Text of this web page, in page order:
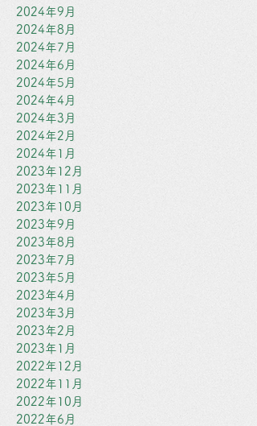
2024年9月
2024年8月
2024年7月
2024年6月
2024年5月
2024年4月
2024年3月
2024年2月
2024年1月
2023年12月
2023年11月
2023年10月
2023年9月
2023年8月
2023年7月
2023年5月
2023年4月
2023年3月
2023年2月
2023年1月
2022年12月
2022年11月
2022年10月
2022年6月